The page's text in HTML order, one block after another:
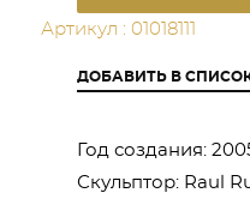
Артикул : 01018111
ДОБАВИТЬ В
Год создания:
Скульптор: Raul